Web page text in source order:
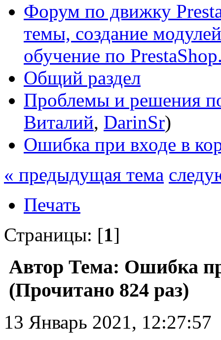
Форум по движку
темы, создание
обучение по
Общий раздел
Проблемы и решения
Виталий, DarinSr)
Ошибка при входе в
« предыдущая тема
Печать
Страницы: [1]
Автор Тема: Ошибка
(Прочитано 824 раз)
13 Январь 2021, 12:27:57